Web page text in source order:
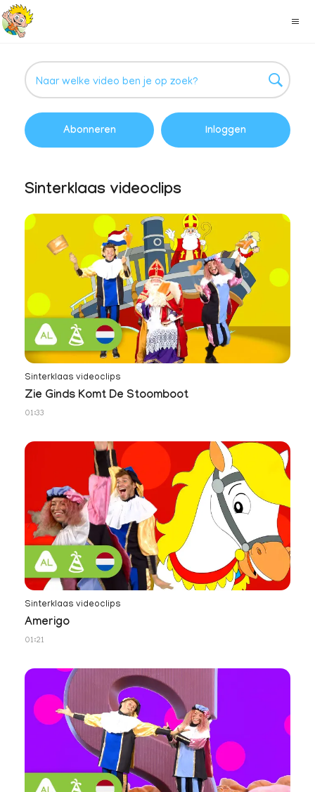
Abonneren Inloggen
Sinterklaas videoclips
Sinterklaas videoclips
Zie Ginds Komt De Stoomboot
01:33
Sinterklaas videoclips
Amerigo
01:21